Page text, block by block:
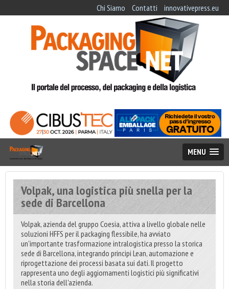
Chi Siamo Contatti innovativepress.eu
MENU
Volpak, una logistica più snella per la
sede di Barcellona
Volpak, azienda del gruppo Coesia, attiva a livello globale nelle
soluzioni HFFS per il packaging flessibile, ha avviato
un'importante trasformazione intralogistica presso la storica
sede di Barcellona, ​​integrando principi Lean, automazione e
riprogettazione dei processi basata sui dati. Il progetto
rappresenta uno degli aggiornamenti logistici più significativi
nella storia dell'azienda.